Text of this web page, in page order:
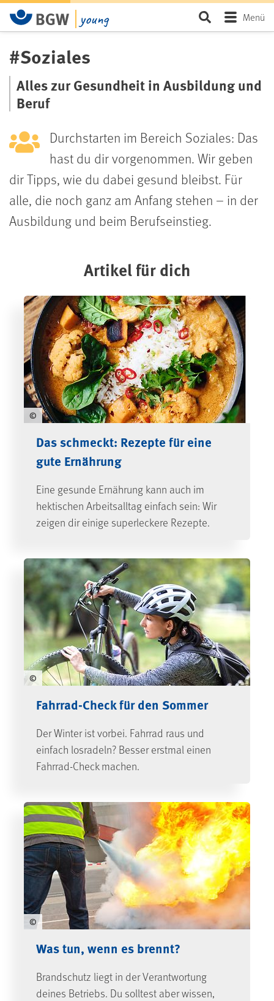
Zum Hauptinhalt springen SeiteMenü
#Soziales
Alles zur Gesundheit in Ausbildung und
Beruf
Durchstarten im Bereich Soziales: Das
hast du dir vorgenommen. Wir geben
dir Tipps, wie du dabei gesund bleibst. Für
alle, die noch ganz am Anfang stehen – in der
Ausbildung und beim Berufseinstieg.
Artikel für dich
©
Das schmeckt: Rezepte für eine
gute Ernährung
Eine gesunde Ernährung kann auch im
hektischen Arbeitsalltag einfach sein: Wir
zeigen dir einige superleckere Rezepte.
©
Fahrrad-Check für den Sommer
Der Winter ist vorbei. Fahrrad raus und
einfach losradeln? Besser erstmal einen
Fahrrad-Check machen.
©
Was tun, wenn es brennt?
Brandschutz liegt in der Verantwortung
deines Betriebs. Du solltest aber wissen,